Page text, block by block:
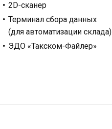
2D-сканер
Терминал сбора данных
(для автоматизации склада)
ЭДО «Такском-Файлер»